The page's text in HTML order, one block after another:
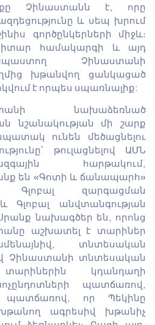
Չինաստանն է, որը
և սեպ խրում
գործընկերների միջև։
համակարգի և այդ
Չինաստանի
խթանվող ցանկացած
է որպես սպառնալիք:
նախաձեռնած
նշանակության մի շարք
ունեն մեծացնելու
թուլացնելով ԱՄՆ
հարթակում,
են «Գոտի և ճանապարհ»
Գլոբալ զարգացման
Գլոբալ անվտանգության
նախագծեր են, որոնց
աշխատել է տարիներ
տնտեսական
Չինաստանի տնտեսական
կդանդաղի
պատճառով,
որ Պեկինը
ագրեսիվ խթանիչ